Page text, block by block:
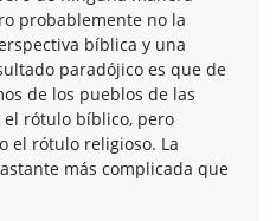
probablemente no la
bíblica y una
paradójico es que de
de los pueblos de las
rótulo bíblico, pero
el rótulo religioso. La
más complicada que